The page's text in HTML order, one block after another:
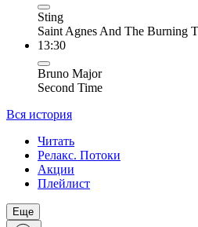
Sting
Saint Agnes And The Burning
13:30
Bruno Major
Second Time
Вся история
Читать
Релакс. Потоки
Акции
Плейлист
Еще